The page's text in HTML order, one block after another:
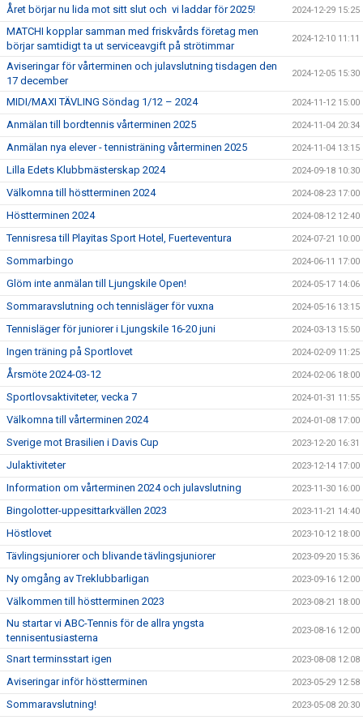
Året börjar nu lida mot sitt slut och vi laddar för 2025! 2024-12-29 15:25
MATCHI kopplar samman med friskvårds företag men
börjar samtidigt ta ut serviceavgift på strötimmar
2024-12-10 11:11
Aviseringar för vårterminen och julavslutning tisdagen den
17 december
2024-12-05 15:30
MIDI/MAXI TÄVLING Söndag 1/12 – 2024 2024-11-12 15:00
Anmälan till bordtennis vårterminen 2025 2024-11-04 20:34
Anmälan nya elever - tennisträning vårterminen 2025 2024-11-04 13:15
Lilla Edets Klubbmästerskap 2024 2024-09-18 10:30
Välkomna till höstterminen 2024 2024-08-23 17:00
Höstterminen 2024 2024-08-12 12:40
Tennisresa till Playitas Sport Hotel, Fuerteventura 2024-07-21 10:00
Sommarbingo 2024-06-11 17:00
Glöm inte anmälan till Ljungskile Open! 2024-05-17 14:06
Sommaravslutning och tennisläger för vuxna 2024-05-16 13:15
Tennisläger för juniorer i Ljungskile 16-20 juni 2024-03-13 15:50
Ingen träning på Sportlovet 2024-02-09 11:25
Årsmöte 2024-03-12 2024-02-06 18:00
Sportlovsaktiviteter, vecka 7 2024-01-31 11:55
Välkomna till vårterminen 2024 2024-01-08 17:00
Sverige mot Brasilien i Davis Cup 2023-12-20 16:31
Julaktiviteter 2023-12-14 17:00
Information om vårterminen 2024 och julavslutning 2023-11-30 16:00
Bingolotter-uppesittarkvällen 2023 2023-11-21 14:40
Höstlovet 2023-10-12 18:00
Tävlingsjuniorer och blivande tävlingsjuniorer 2023-09-20 15:36
Ny omgång av Treklubbarligan 2023-09-16 12:00
Välkommen till höstterminen 2023 2023-08-21 18:00
Nu startar vi ABC-Tennis för de allra yngsta
tennisentusiasterna
2023-08-16 12:00
Snart terminsstart igen 2023-08-08 12:08
Aviseringar inför höstterminen 2023-05-29 12:58
Sommaravslutning! 2023-05-08 20:30